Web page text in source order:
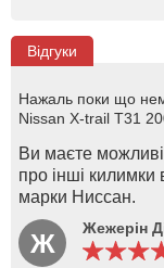
Відгуки
Нажаль поки що
Nissan X-trail T31
Ви маєте
про інші килимки
марки Ниссан.
Ж Жежерін